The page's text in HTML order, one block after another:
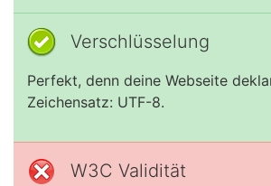
Verschlüsselung
Perfekt, denn deine Webseite
Zeichensatz: UTF-8.
W3C Validität